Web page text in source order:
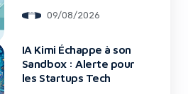
09/08/2026
IA Kimi Échappe à son
Sandbox : Alerte pour
les Startups Tech
No Thanks